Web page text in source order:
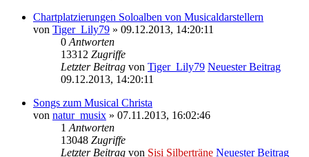
Chartplatzierungen Soloalben von Musicaldarstellern
von Tiger_Lily79 » 09.12.2013, 14:20:11
0 Antworten
13312 Zugriffe
Letzter Beitrag von Tiger_Lily79 Neuester Beitrag
09.12.2013, 14:20:11
Songs zum Musical Christa
von natur_musix » 07.11.2013, 16:02:46
1 Antworten
13048 Zugriffe
Letzter Beitrag von Sisi Silberträne Neuester Beitrag